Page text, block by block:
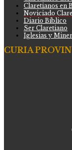
Claretianos en
Noviciado
Diario Bíblico
Ser Claretiano
Iglesias y
CURIA